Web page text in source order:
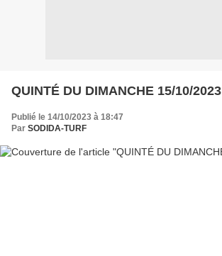
QUINTÉ DU DIMANCHE 15/10/2023
Publié le 14/10/2023 à 18:47
Par SODIDA-TURF